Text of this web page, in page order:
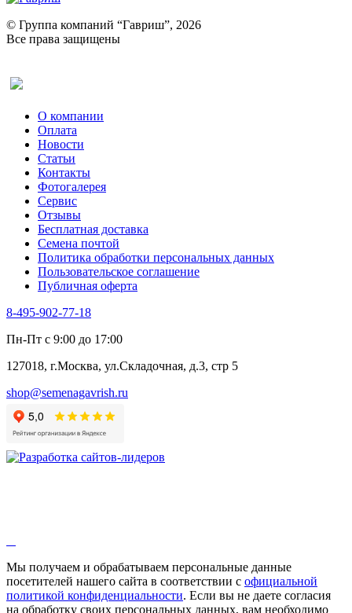
Ревень
Рукола
Рута
Тмин
Трава для чая
Туласи
Укроп
Фенхель пряный
Хризантема овощная
Цикорий пряный
Цикорий салатный (Витлуф)
Черемша
Шпинат
Щавель
Эндивий
Эстрагон
Алтей
Бессмертник
Валериана
Валерианелла
Гибискус лекарственный
Девясил
Душица
Змееголовник
Мыльнянка
Мята
Овсяный корень
© Группа компаний “Гавриш”, 2026
Все права защищены
О компании
Оплата
Новости
Статьи
Контакты
Фотогалерея​
Сервис
Отзывы
Бесплатная доставка
Семена почтой
Политика обработки персональных данных
Пользовательское соглашение
Публичная оферта
8-495-902-77-18
Пн-Пт с 9:00 до 17:00
127018, г.Москва, ул.Складочная, д.3, стр 5
shop@semenagavrish.ru
Мы получаем и обрабатываем персональные данные
посетителей нашего сайта в соответствии с официальной
политикой конфиденциальности. Если вы не даете согласия
на обработку своих персональных данных, вам необходимо